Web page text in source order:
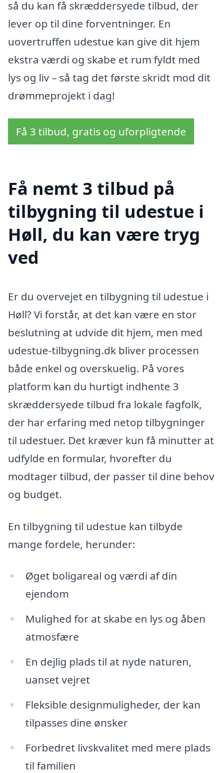
så du kan få skræddersyede tilbud, der
lever op til dine forventninger. En
uovertruffen udestue kan give dit hjem
ekstra værdi og skabe et rum fyldt med
lys og liv – så tag det første skridt mod dit
drømmeprojekt i dag!
Få 3 tilbud, gratis og uforpligtende
Få nemt 3 tilbud på
tilbygning til udestue i
Høll, du kan være tryg
ved
Er du overvejet en tilbygning til udestue i
Høll? Vi forstår, at det kan være en stor
beslutning at udvide dit hjem, men med
udestue-tilbygning.dk bliver processen
både enkel og overskuelig. På vores
platform kan du hurtigt indhente 3
skræddersyede tilbud fra lokale fagfolk,
der har erfaring med netop tilbygninger
til udestuer. Det kræver kun få minutter at
udfylde en formular, hvorefter du
modtager tilbud, der passer til dine behov
og budget.
En tilbygning til udestue kan tilbyde
mange fordele, herunder:
Øget boligareal og værdi af din
ejendom
Mulighed for at skabe en lys og åben
atmosfære
En dejlig plads til at nyde naturen,
uanset vejret
Fleksible designmuligheder, der kan
tilpasses dine ønsker
Forbedret livskvalitet med mere plads
til familien